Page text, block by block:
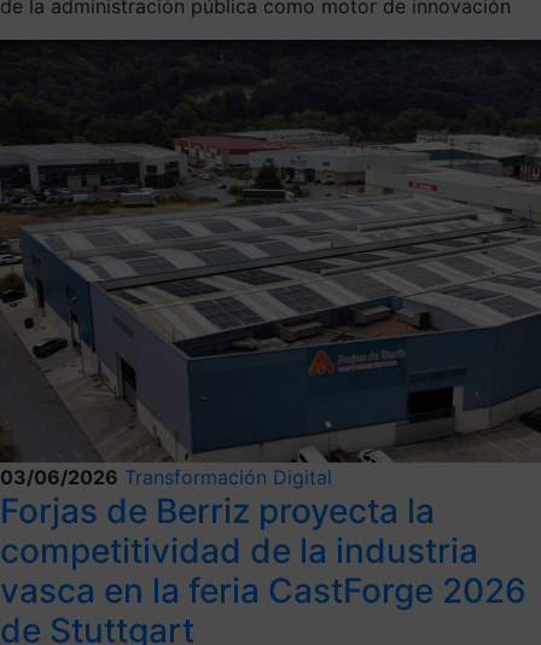
de la administración pública como motor de innovación
03/06/2026 Transformación Digital
Forjas de Berriz proyecta la
competitividad de la industria
vasca en la feria CastForge 2026
de Stuttgart